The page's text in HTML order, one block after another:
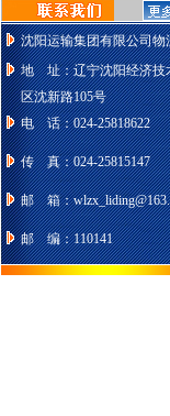
沈阳运输集团有限公司物
地 址：辽宁沈阳经济技
区沈新路105号
电 话：024-25818622
传 真：024-25815147
邮 箱：
邮 编：110141